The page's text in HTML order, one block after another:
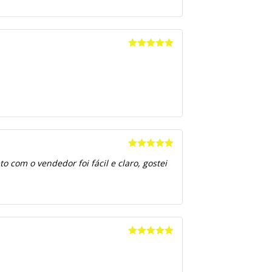
de 5
com o vendedor foi fácil e claro, gostei